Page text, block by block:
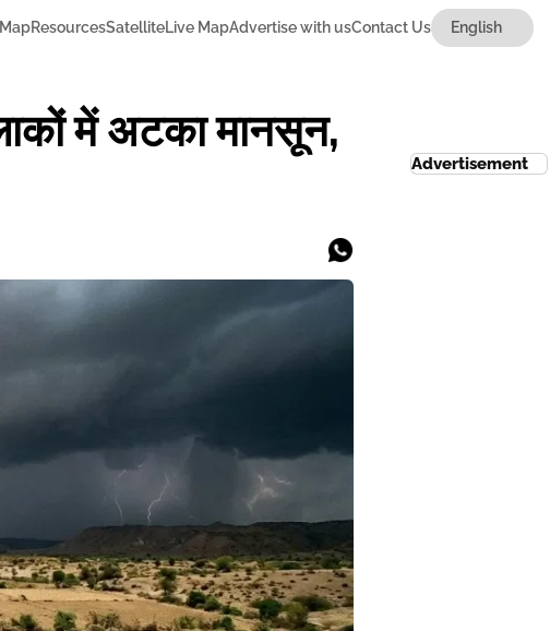
ResourcesSatelliteLive MapAdvertise with usContact Us
में अटका मानसून,
Advertisement